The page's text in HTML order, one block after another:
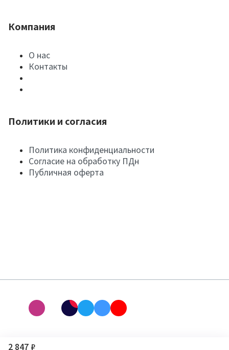
2 847 ₽
Компания
О нас
Контакты
Политики и согласия
Политика конфиденциальности
Согласие на обработку ПДн
Публичная оферта